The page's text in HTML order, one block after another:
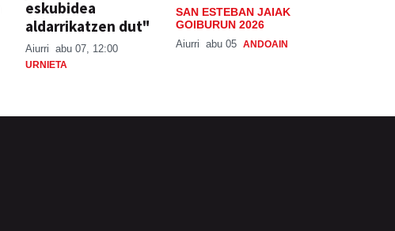
eskubidea
aldarrikatzen dut"
Aiurri abu 07, 12:00
URNIETA
SAN ESTEBAN JAIAK
GOIBURUN 2026
Aiurri abu 05 ANDOAIN